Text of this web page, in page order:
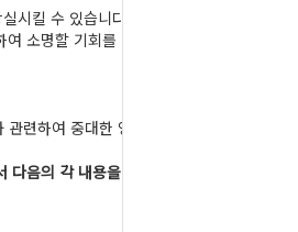
시킬 수 있습니다.
소명할 기회를
련하여 중대한 영
다음의 각 내용을